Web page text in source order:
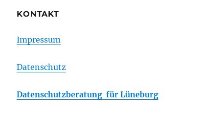
KONTAKT
Impressum
Datenschutz
Datenschutzberatung für Lüneburg